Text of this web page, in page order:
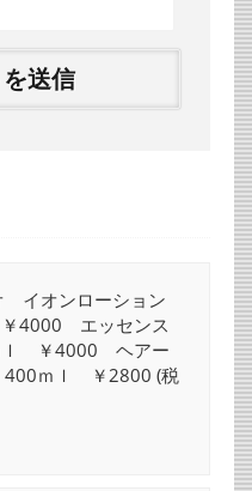
イオンローション
4000 エッセンス
￥4000 ヘアー
ｍｌ ￥2800 (税